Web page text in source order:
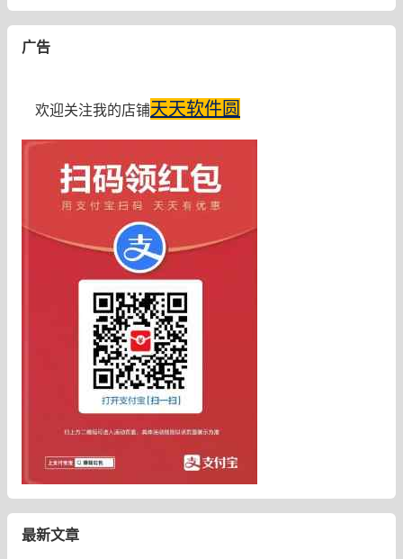
广告
欢迎关注我的店铺天天软件圆
最新文章